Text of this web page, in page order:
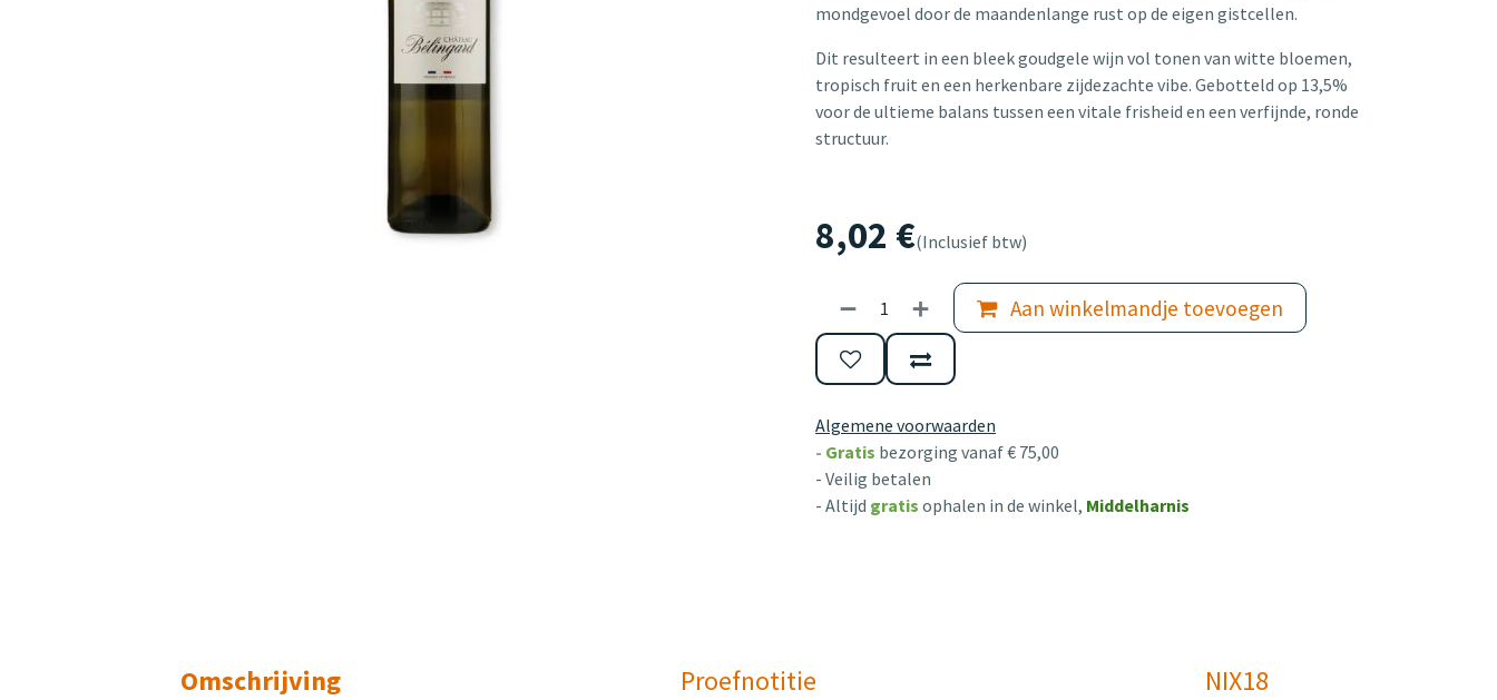
mondgevoel door de maandenlange rust op de eigen gistcellen.
Dit resulteert in een bleek goudgele wijn vol tonen van witte bloemen,
tropisch fruit en een herkenbare zijdezachte vibe. Gebotteld op 13,5%
voor de ultieme balans tussen een vitale frisheid en een verfijnde, ronde
structuur.
8,02 €(Inclusief btw)
Aan winkelmandje toevoegen
Algemene voorwaarden
- Gratis bezorging vanaf € 75,00
- Veilig betalen
- Altijd gratis ophalen in de winkel, Middelharnis
Omschrijving Proefnotitie NIX18